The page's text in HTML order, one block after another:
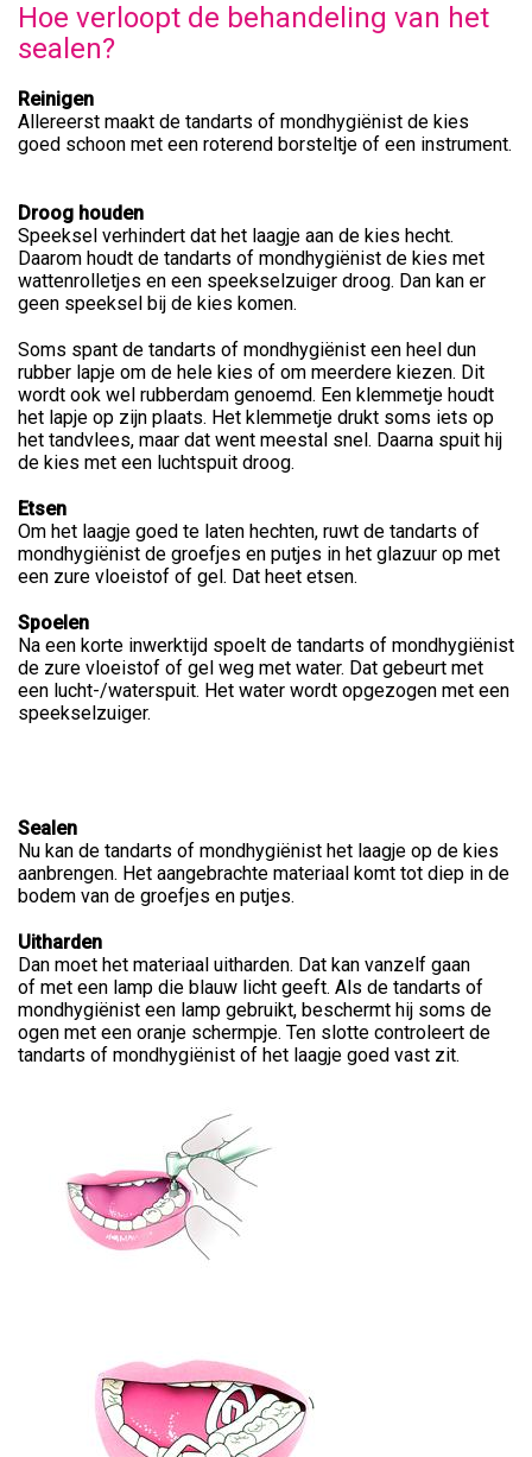
Hoe verloopt de behandeling van het
sealen?
Reinigen
Allereerst maakt de tandarts of mondhygiënist de kies
goed schoon met een roterend borsteltje of een instrument.
Droog houden
Speeksel verhindert dat het laagje aan de kies hecht.
Daarom houdt de tandarts of mondhygiënist de kies met
wattenrolletjes en een speekselzuiger droog. Dan kan er
geen speeksel bij de kies komen.
Soms spant de tandarts of mondhygiënist een heel dun
rubber lapje om de hele kies of om meerdere kiezen. Dit
wordt ook wel rubberdam genoemd. Een klemmetje houdt
het lapje op zijn plaats. Het klemmetje drukt soms iets op
het tandvlees, maar dat went meestal snel. Daarna spuit hij
de kies met een luchtspuit droog.
Etsen
Om het laagje goed te laten hechten, ruwt de tandarts of
mondhygiënist de groefjes en putjes in het glazuur op met
een zure vloeistof of gel. Dat heet etsen.
Spoelen
Na een korte inwerktijd spoelt de tandarts of mondhygiënist
de zure vloeistof of gel weg met water. Dat gebeurt met
een lucht-/waterspuit. Het water wordt opgezogen met een
speekselzuiger.
Sealen
Nu kan de tandarts of mondhygiënist het laagje op de kies
aanbrengen. Het aangebrachte materiaal komt tot diep in de
bodem van de groefjes en putjes.
Uitharden
Dan moet het materiaal uitharden. Dat kan vanzelf gaan
of met een lamp die blauw licht geeft. Als de tandarts of
mondhygiënist een lamp gebruikt, beschermt hij soms de
ogen met een oranje schermpje. Ten slotte controleert de
tandarts of mondhygiënist of het laagje goed vast zit.